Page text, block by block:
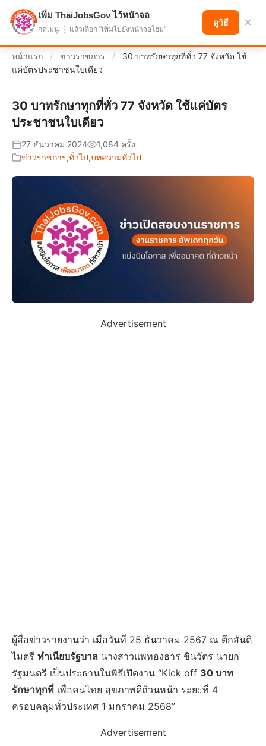
แบ่งปันโอกาส เพื่ออนาคตที่ก้าวหน้า
หน้าแรก / ข่าวราชการ /
30 บาทรักษาทุกที่ทั่ว 77 จังหวัด ใช้
แค่บัตรประชาชนใบเดียว
30 บาทรักษาทุกที่ทั่ว 77 จังหวัด ใช้แค่บัตร
ประชาชนใบเดียว
27 ธันวาคม 2024
1,084 ครั้ง
ข่าวราชการ,ทั่วไป,บทความทั่วไป
Advertisement
ผู้สื่อข่าวรายงานว่า เมื่อวันที่ 25 ธันวาคม 2567 ณ ตึกสันติ
ไมตรี ทำเนียบรัฐบาล นางสาวแพทองธาร ชินวัตร นายก
รัฐมนตรี เป็นประธานในพิธีเปิดงาน “Kick off 30 บาท
รักษาทุกที่ เพื่อคนไทย สุขภาพดีถ้วนหน้า ระยะที่ 4
ครอบคลุมทั่วประเทศ 1 มกราคม 2568”
Advertisement
เพิ่ม ThaiJobsGov ไว้หน้าจอ
กดเมนู ⋮ แล้วเลือก "เพิ่มไปยังหน้าจอโฮม"
ดูวิธี ×